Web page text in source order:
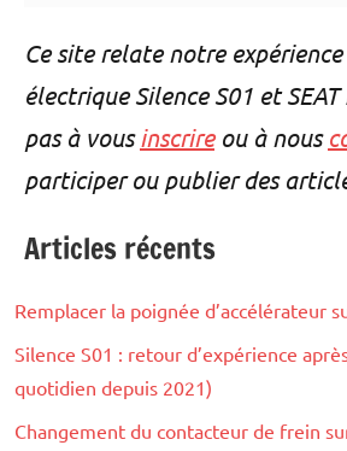
Ce site relate notre
électrique Silence S01 et
pas à vousinscrireou à nous
participer ou publier des
Articles récents
Remplacer la poignée d’accélérateur
Silence S01 : retour d’expérience
quotidien depuis 2021)
Changement du contacteur de frein